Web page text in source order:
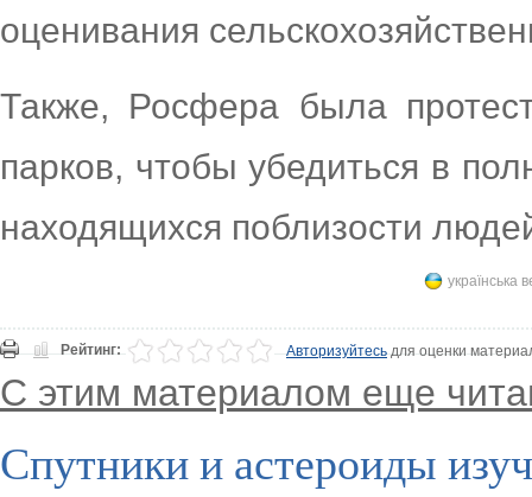
оценивания
Также, Росфера была
парков, чтобы убедиться в
находящихся поблизости
українська
Рейтинг: Авторизуйтесьдля оценки
С этим материалом еще
Спутники и астероиды